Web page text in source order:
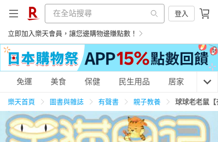
登入
立即加入樂天會員，讓您邊購物邊賺點數！
購物網分類
天天免運 美食蛋糕 養生保健 民生用品
免運 美食 保健 民生用品 居家 3C
樂天首頁 圖書與雜誌 有聲書 親子教養 球球老老鼠【